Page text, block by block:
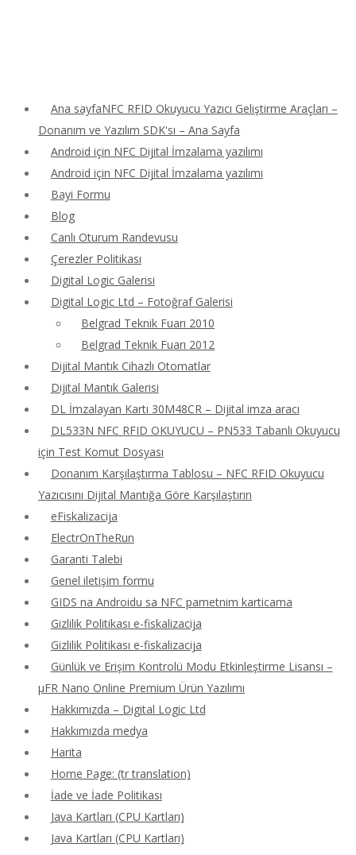
Ana sayfaNFC RFID Okuyucu Yazıcı Geliştirme Araçları –
Donanım ve Yazılım SDK'sı – Ana Sayfa
Android için NFC Dijital İmzalama yazılımı
Android için NFC Dijital İmzalama yazılımı
Bayi Formu
Blog
Canlı Oturum Randevusu
Çerezler Politikası
Digital Logic Galerisi
Digital Logic Ltd – Fotoğraf Galerisi
Belgrad Teknik Fuarı 2010
Belgrad Teknik Fuarı 2012
Dijital Mantık Cihazlı Otomatlar
Dijital Mantık Galerisi
DL İmzalayan Kartı 30M48CR – Dijital imza aracı
DL533N NFC RFID OKUYUCU – PN533 Tabanlı Okuyucu
için Test Komut Dosyası
Donanım Karşılaştırma Tablosu – NFC RFID Okuyucu
Yazıcısını Dijital Mantığa Göre Karşılaştırın
eFiskalizacija
ElectrOnTheRun
Garanti Talebi
Genel iletişim formu
GIDS na Androidu sa NFC pametnim karticama
Gizlilik Politikası e-fiskalizacija
Gizlilik Politikası e-fiskalizacija
Günlük ve Erişim Kontrolü Modu Etkinleştirme Lisansı –
μFR Nano Online Premium Ürün Yazılımı
Hakkımızda – Digital Logic Ltd
Hakkımızda medya
Harita
Home Page: (tr translation)
İade ve İade Politikası
Java Kartları (CPU Kartları)
Java Kartları (CPU Kartları)